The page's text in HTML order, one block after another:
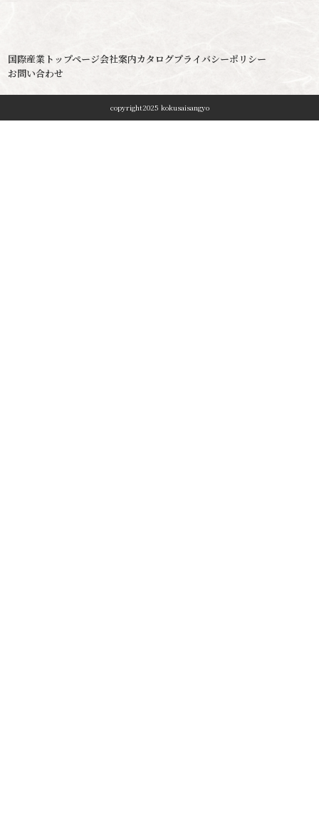
国際産業トップページ会社案内カタログプライバシーポリシー
お問い合わせ
copyright2025 kokusaisangyo